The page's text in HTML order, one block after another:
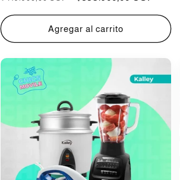
oferta
Agregar al carrito